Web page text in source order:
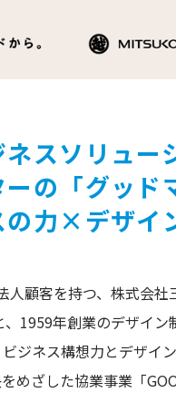
ネスソリュ
の「グッド
の力×デザイ
人顧客を持つ、株式会
1959年創業のデザイ
ジネス構想力とデザイ
めざした協業事業「